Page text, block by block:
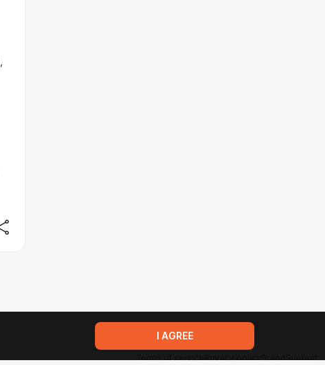
Terms of servicePrivacy policyBrandSupport
I AGREE